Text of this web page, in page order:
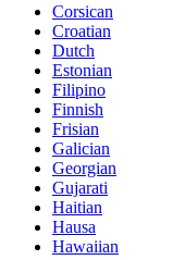
Corsican
Croatian
Dutch
Estonian
Filipino
Finnish
Frisian
Galician
Georgian
Gujarati
Haitian
Hausa
Hawaiian